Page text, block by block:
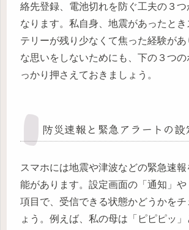
絡先登録、電池切れを防ぐ工夫の３つ
なります。私自身、地震があったとき
テリーが残り少なくて焦った経験が
な思いをしないためにも、下の３つの
っかり押さえておきましょう。
防災速報と緊急アラートの
スマホには地震や津波などの緊急速
能があります。設定画面の「通知」や
項目で、受信できる状態かどうかをチ
ょう。例えば、私の母は「ピピピッ